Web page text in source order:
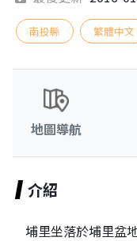
南投縣 繁體中文
地圖導航
介紹
埔里坐落於埔里盆